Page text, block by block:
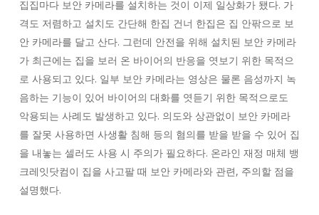
집집마다 보안 카메라를 설치하는 것이 이제 일상화가 됐다. 가
격도 저렴하고 설치도 간단해 한집 건너 한집은 집 안팎으로 보
안 카메라를 달고 산다. 그런데 안전을 위해 설치된 보안 카메라
가 최근에는 집을 보러 온 바이어의 반응을 엿보기 위한 목적으
로 사용되고 있다. 일부 보안 카메라는 영상은 물론 음성까지 녹
음하는 기능이 있어 바이어의 대화를 엿듣기 위한 목적으로도
악용되는 사례도 발생하고 있다. 의도와 상관없이 보안 카메라
를 잘못 사용하면 사생활 침해 등의 혐의를 받을 받을 수 있어 집
을 내놓는 셀러도 사용 시 주의가 필요하다. 온라인 재정 매체 뱅
크레잇닷컴이 집을 사고팔 때 보안 카메라와 관련, 주의할 점을
설명했다.